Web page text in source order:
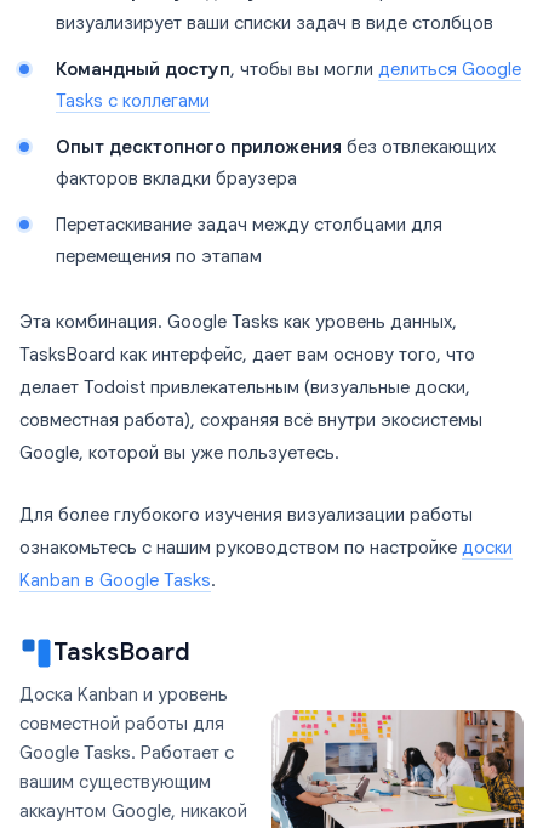
визуализирует ваши списки задач в виде столбцов
Командный доступ, чтобы вы могли делиться Google
Tasks с коллегами
Опыт десктопного приложения без отвлекающих
факторов вкладки браузера
Перетаскивание задач между столбцами для
перемещения по этапам
Эта комбинация. Google Tasks как уровень данных,
TasksBoard как интерфейс, дает вам основу того, что
делает Todoist привлекательным (визуальные доски,
совместная работа), сохраняя всё внутри экосистемы
Google, которой вы уже пользуетесь.
Для более глубокого изучения визуализации работы
ознакомьтесь с нашим руководством по настройке доски
Kanban в Google Tasks.
TasksBoard
Доска Kanban и уровень
совместной работы для
Google Tasks. Работает с
вашим существующим
аккаунтом Google, никакой